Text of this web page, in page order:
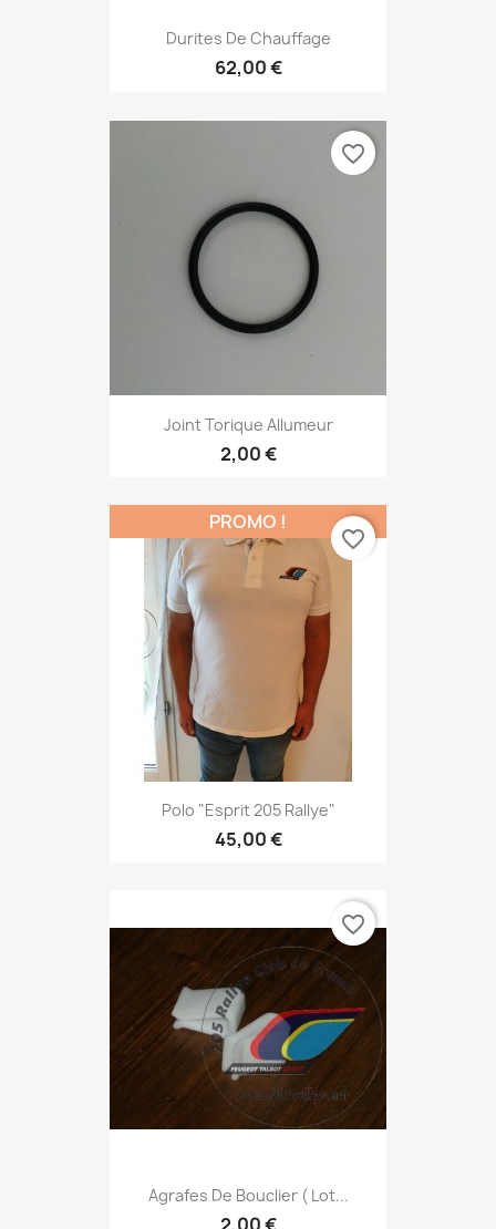
Durites De Chauffage
62,00 €
Joint Torique Allumeur
2,00 €
favorite_border
Polo "Esprit 205 Rallye"
45,00 €
PROMO !
favorite_border
Agrafes De Bouclier ( Lot...
favorite_border